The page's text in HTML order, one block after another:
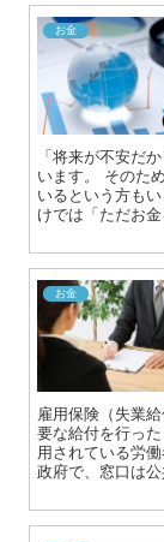
お金
「将来が不安だ
います。 そのた
いるという方も
けでは「ただお
お金
雇用保険（失業
要な給付を行っ
用されている労
政府で、窓口は公